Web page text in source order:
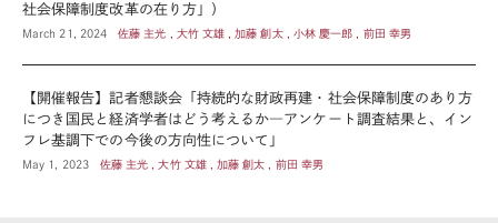
社会保障制度改革の在り方」）
March 21, 2024 佐藤 主光 , 大竹 文雄 , 加藤 創太 , 小林 慶一郎 , 前田 幸男
【開催報告】記者懇談会「持続的な財政再建・社会保障制度のあり方
につき国民と経済学者はどう考えるか―アンケート調査結果と、イン
フレ基調下での今後の方向性について」
May 1, 2023 佐藤 主光 , 大竹 文雄 , 加藤 創太 , 前田 幸男